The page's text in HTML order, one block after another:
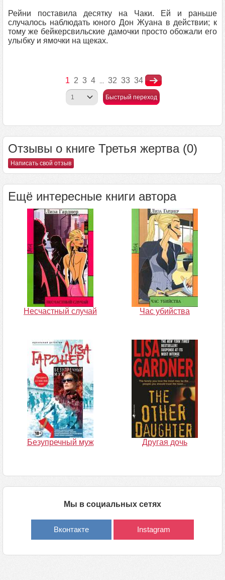
Рейни поставила десятку на Чаки. Ей и раньше
случалось наблюдать юного Дон Жуана в действии; к
тому же бейкерсвильские дамочки просто обожали его
улыбку и ямочки на щеках.
1 2 3 4 ... 32 33 34
Быстрый переход
Отзывы о книге Третья жертва (0)
Написать свой отзыв
Ещё интересные книги автора
Несчастный случай Час убийства
Безупречный муж Другая дочь
Мы в социальных сетях
Вконтакте Instagram